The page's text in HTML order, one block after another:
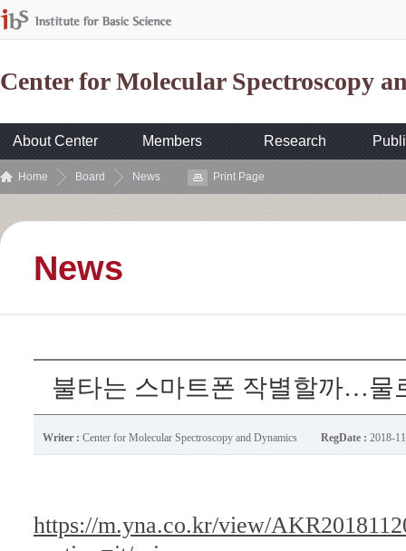
Center for Molecular Spectroscopy
About Center Members Research
Home Board News Print Page
News
불타는 스마트폰 작별할까…물
Writer : Center for Molecular Spectroscopy and Dynamics RegDate : 2018-
https://m.yna.co.kr/view/